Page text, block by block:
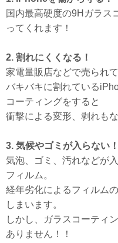
国内最高硬度の9Hガラス
ってくれます！
2. 割れにくくなる！
家電量販店などで売られ
バキバキに割れている
コーティングをすると
衝撃による変形、剥れも
3. 気候やゴミが入らない！
気泡、ゴミ、汚れなどが
フィルム。
経年劣化によるフィルム
しまいます。
しかし、ガラスコーティ
ありません！！